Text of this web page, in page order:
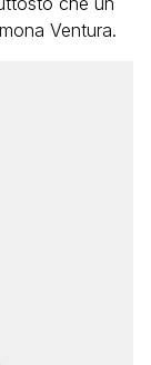
Ventura.